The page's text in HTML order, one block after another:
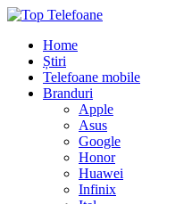
Home
Știri
Telefoane mobile
Branduri
Apple
Asus
Google
Honor
Huawei
Infinix